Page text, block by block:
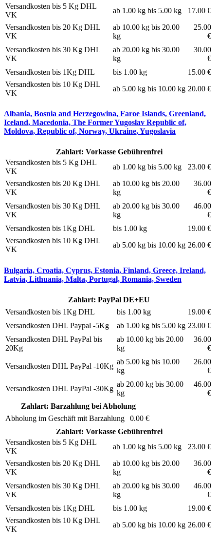
Versandkosten bis 5 Kg DHL
VK
ab 1.00 kg bis 5.00 kg
17.00 €
Versandkosten bis 20 Kg DHL
VK
ab 10.00 kg bis 20.00
kg
25.00
€
Versandkosten bis 30 Kg DHL
VK
ab 20.00 kg bis 30.00
kg
30.00
€
Versandkosten bis 1Kg DHL
bis 1.00 kg
15.00 €
Versandkosten bis 10 Kg DHL
VK
ab 5.00 kg bis 10.00 kg 20.00 €
Albania, Bosnia and Herzegowina, Faroe Islands, Greenland,
Iceland, Macedonia, The Former Yugoslav Republic of,
Moldova, Republic of, Norway, Ukraine, Yugoslavia
Zahlart: Vorkasse Gebührenfrei
Versandkosten bis 5 Kg DHL
VK
ab 1.00 kg bis 5.00 kg
23.00 €
Versandkosten bis 20 Kg DHL
VK
ab 10.00 kg bis 20.00
kg
36.00
€
Versandkosten bis 30 Kg DHL
VK
ab 20.00 kg bis 30.00
kg
46.00
€
Versandkosten bis 1Kg DHL
bis 1.00 kg
19.00 €
Versandkosten bis 10 Kg DHL
VK
ab 5.00 kg bis 10.00 kg 26.00 €
Bulgaria, Croatia, Cyprus, Estonia, Finland, Greece, Ireland,
Latvia, Lithuania, Malta, Portugal, Romania, Sweden
Zahlart: PayPal DE+EU
Versandkosten bis 1Kg DHL
bis 1.00 kg
19.00 €
Versandkosten DHL Paypal -5Kg
ab 1.00 kg bis 5.00 kg 23.00 €
Versandkosten DHL PayPal bis
20Kg
ab 10.00 kg bis 20.00
kg
36.00
€
Versandkosten DHL PayPal -10Kg
ab 5.00 kg bis 10.00
kg
26.00
€
Versandkosten DHL PayPal -30Kg
ab 20.00 kg bis 30.00
kg
46.00
€
Zahlart: Barzahlung bei Abholung
Abholung im Geschäft mit Barzahlung
0.00 €
Zahlart: Vorkasse Gebührenfrei
Versandkosten bis 5 Kg DHL
VK
ab 1.00 kg bis 5.00 kg
23.00 €
Versandkosten bis 20 Kg DHL
VK
ab 10.00 kg bis 20.00
kg
36.00
€
Versandkosten bis 30 Kg DHL
VK
ab 20.00 kg bis 30.00
kg
46.00
€
Versandkosten bis 1Kg DHL
bis 1.00 kg
19.00 €
Versandkosten bis 10 Kg DHL
VK
ab 5.00 kg bis 10.00 kg 26.00 €